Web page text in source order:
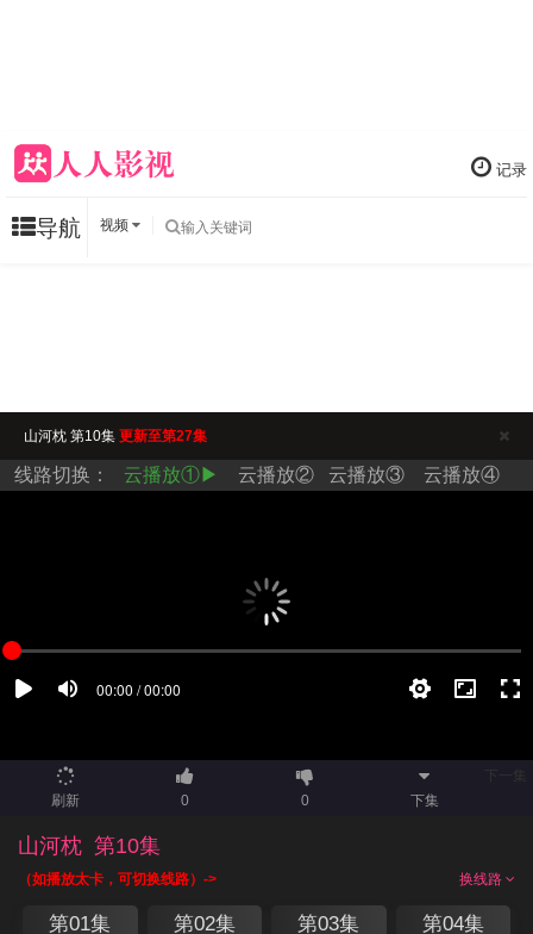
记录
导航 视频
山河枕 第10集 更新至第27集
刷新 0 0 下集
山河枕 第10集
换线路
（如播放太卡，可切换线路）->
第01集 第02集 第03集 第04集